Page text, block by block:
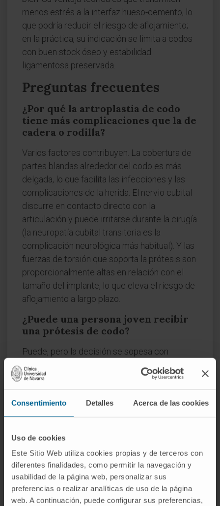
Consentimiento Detalles Acerca de las cookies
Uso de cookies
Este Sitio Web utiliza cookies propias y de terceros con
diferentes finalidades, como permitir la navegación y
usabilidad de la página web, personalizar sus
preferencias o realizar analíticas de uso de la página
web. A continuación, puede configurar sus preferencias,
menos estrés a la interfaz hueso-cemento, lo
que podría reducir el riesgo de aflojamiento;
en la práctica, su indicación se limita a codos
con buen stock óseo y estabilidad
ligamentosa preservada.
Preguntas frecuentes
¿Por qué la artroplastia de codo
tiene más complicaciones que la de
cadera o rodilla?
Varios factores contribuyen. La cobertura de
partes blandas alrededor del codo es más
delgada, lo que facilita las infecciones y las
complicaciones de la herida. El nervio cubital
discurre en contacto directo con la
articulación y puede irritarse durante la cirugía
(la neuropatía cubital transitoria es la
complicación neurológica más habitual). Y las
fuerzas de torsión que soporta la prótesis son
proporcionalmente altas en relación con el
tamaño del implante, lo que eleva el riesgo de
aflojamiento a largo plazo.
¿Puede una persona joven recibir
una prótesis de codo?
Puede, pero la decisión se sopesa con
cautela. Los implantes de codo tienen
restricciones de carga (habitualmente se
desaconseja levantar pesos superiores a 5 kg
de forma repetida con el brazo afectado), y la
supervivencia a largo plazo es menor que la
funcional, se agotan antes otras opciones
reconstructivas.
¿Es lo mismo artroplastia de codo
que prótesis de codo?